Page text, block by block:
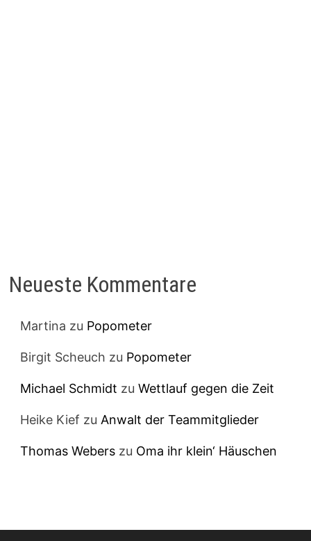
Neueste Kommentare
Martina zu Popometer
Birgit Scheuch zu Popometer
Michael Schmidt zuWettlauf gegen die Zeit
Heike Kief zu Anwalt der Teammitglieder
Thomas Webers zu Oma ihr klein‘ Häuschen